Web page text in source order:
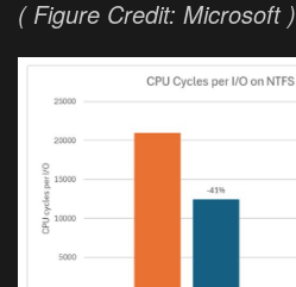
( Figure Credit: Microsoft )